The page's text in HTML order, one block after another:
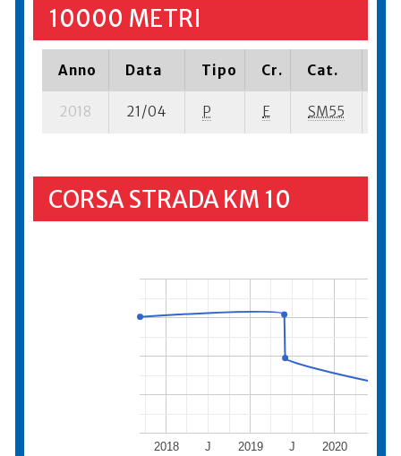
10000 METRI
Anno Data Tipo Cr. Cat.
2018 21/04 P E SM55
CORSA STRADA KM 10
2018 2019 2020
J J